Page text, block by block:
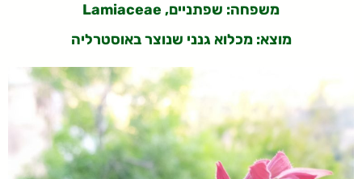
משפחה: שפתניים, Lamiaceae
מוצא: מכלוא גנני שנוצר באוסטרליה